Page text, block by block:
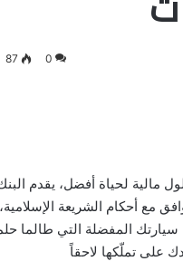
0
87
مالية لحياة أفضل، يقدم
مع أحكام الشريعة
سيارتك المفضلة التي طالما
على تملّكها لاحقاً